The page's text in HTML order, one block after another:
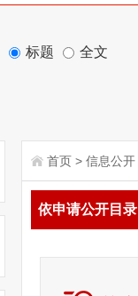
标题 全文
首页 > 信息公开
依申请公开目录